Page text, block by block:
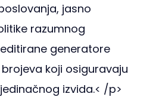
jasno
razumnog
generatore
koji osiguravaju
izvida.< /p>